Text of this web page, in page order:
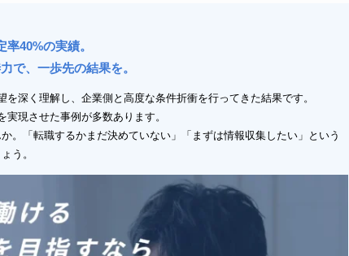
率40%の実績。
で、一歩先の結果を。
深く理解し、企業側と高度な条件折衝を行ってきた結果です。
現させた事例が多数あります。
。「転職するかまだ決めていない」「まずは情報収集したい」という
う。